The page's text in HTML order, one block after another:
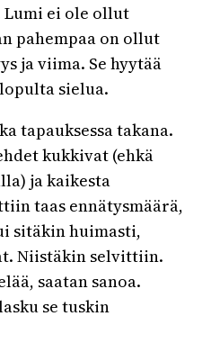
ei ole ollut
pahempaa on ollut
ja viima. Se hyytää
sielua.
tapauksessa takana.
kukkivat (ehkä
ja kaikesta
taas ennätysmäärä,
sitäkin huimasti,
Niistäkin selvittiin.
saatan sanoa.
se tuskin